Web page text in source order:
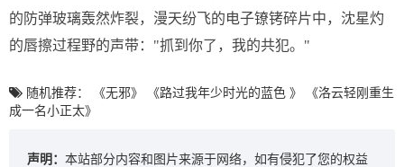
的防弹玻璃轰然炸裂，漫天纷飞的电子镣铐碎片中，沈星灼
的唇擦过程野的声带："抓到你了，我的共犯。"
随机推荐： 《无邪》 《路过我年少时光的蓝色 》
《洛云轻刚重生
成一名小正太》
声明： 本站部分内容和图片来源于网络，如有侵犯了您的权益